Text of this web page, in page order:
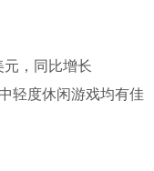
，同比增长
轻度休闲游戏均有佳